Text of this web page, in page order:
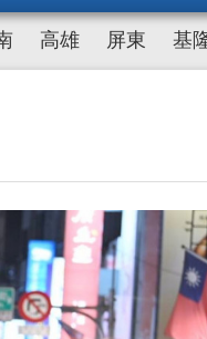
高雄 屏東 基